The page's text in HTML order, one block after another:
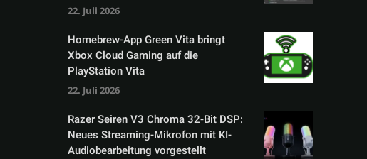
22. Juli 2026
Homebrew-App Green Vita bringt
Xbox Cloud Gaming auf die
PlayStation Vita
22. Juli 2026
Razer Seiren V3 Chroma 32-Bit DSP:
Neues Streaming-Mikrofon mit KI-
Audiobearbeitung vorgestellt